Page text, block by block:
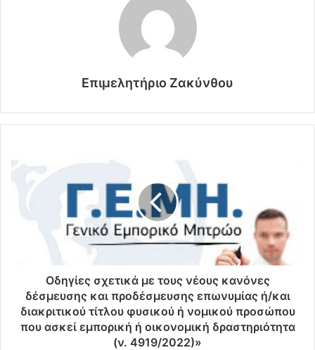
Επιμελητήριο Ζακύνθου
Οδηγίες σχετικά με τους νέους κανόνες
δέσμευσης και προδέσμευσης επωνυμίας ή/και
διακριτικού τίτλου φυσικού ή νομικού προσώπου
που ασκεί εμπορική ή οικονομική δραστηριότητα
(ν. 4919/2022)»